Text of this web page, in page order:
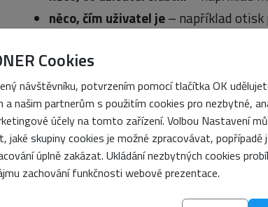
Cookies
návštěvníku, potvrzením pomocí tlačítka OK
a našim partnerům s použitím cookies pro nezbytné,
účely na tomto zařízení. Volbou Nastavení
jaké skupiny cookies je možné zpracovávat, popřípadě
úplně zakázat. Ukládání nezbytných cookies
zachování funkčnosti webové prezentace.
něco, čím uživatel je– například otisk
Moderní systémy často kombinují více
přihlášení heslem a následné potvrzení
Je důležité odlišovat autentizaci od
uživatele, zatímco autorizace řeší, co
dělat. Autentizace tedy odpovídá na